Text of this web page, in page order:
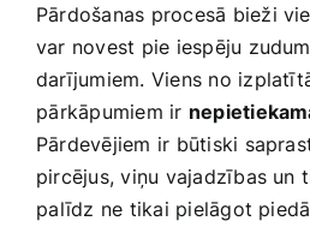
Pārdošanas procesā bieži
var novest pie iespēju
darījumiem. Viens no
⁢pārkāpumiem ir
Pārdevējiem ir būtiski
pircējus, viņu vajadzības un
⁢palīdz ne tikai pielāgot